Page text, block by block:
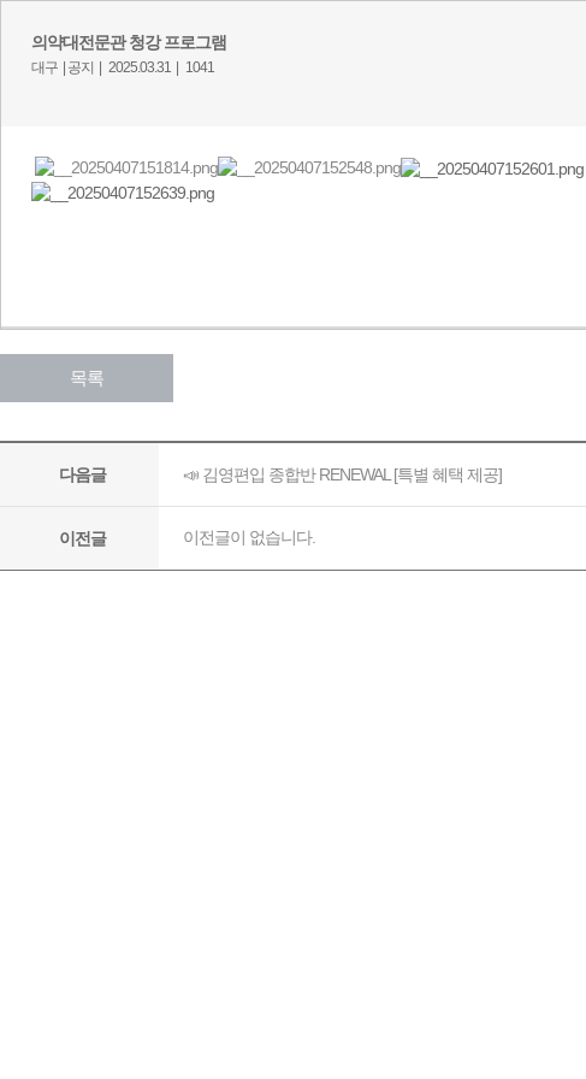
의약대전문관 청강 프로그램
대구 | 공지 | 2025.03.31 | 1041
목록
다음글 📣 김영편입 종합반 RENEWAL [특별 혜택 제공]
이전글 이전글이 없습니다.